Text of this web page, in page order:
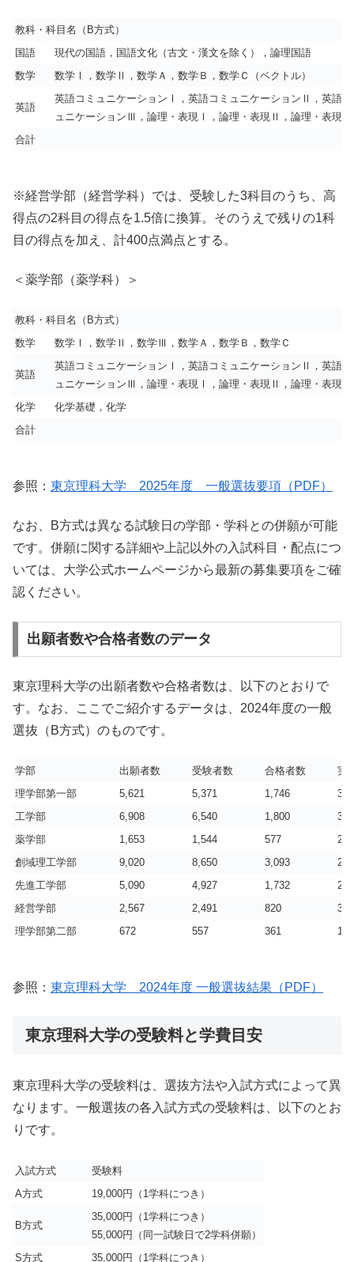
教科・科目名（B方式）
国語
現代の国語，国語文化（古文・漢文を除く），論理国語
数学
数学Ⅰ，数学Ⅱ，数学Ａ，数学Ｂ，数学Ｃ（ベクトル）
英語
英語コミュニケーションⅠ，英語コミュニケーションⅡ，英語コ
ュニケーションⅢ，論理・表現Ⅰ，論理・表現Ⅱ，論理・表現Ⅲ
合計
※経営学部（経営学科）では、受験した3科目のうち、高
得点の2科目の得点を1.5倍に換算。そのうえで残りの1科
目の得点を加え、計400点満点とする。
＜薬学部（薬学科）＞
教科・科目名（B方式）
数学
数学Ⅰ，数学Ⅱ， 数学Ⅲ， 数学Ａ，数学Ｂ，数学Ｃ
英語
英語コミュニケーションⅠ，英語コミュニケーションⅡ，英語コ
ュニケーションⅢ，論理・表現Ⅰ，論理・表現Ⅱ，論理・表現Ⅲ
化学
化学基礎，化学
合計
参照： 東京理科大学 2025年度 一般選抜要項（PDF）
なお、B方式は異なる試験日の学部・学科との併願が可能
です。併願に関する詳細や上記以外の入試科目・配点につ
いては、大学公式ホームページから最新の募集要項をご確
認ください。
出願者数や合格者数のデータ
東京理科大学の出願者数や合格者数は、以下のとおりで
す。なお、ここでご紹介するデータは、2024年度の一般
選抜（B方式）のものです。
学部 出願者数 受験者数 合格者数
実
理学部第一部
5,621 5,371 1,746
3.1
工学部
6,908 6,540 1,800
3.6
薬学部
1,653 1,544 577
2.7
創域理工学部
9,020 8,650 3,093
2.8
先進工学部
5,090 4,927 1,732
2.8
経営学部
2,567 2,491 820
3.0
理学部第二部
672 557 361 1.5
参照： 東京理科大学 2024年度 一般選抜結果（PDF）
東京理科大学の受験料と学費目安
東京理科大学の受験料は、選抜方法や入試方式によって異
なります。一般選抜の各入試方式の受験料は、以下のとお
りです。
入試方式
受験料
A方式
19,000円（1学科につき）
B方式
35,000円 （1学科につき）
55,000円 （同一試験日で2学科併願）
S方式
35,000円（1学科につき）